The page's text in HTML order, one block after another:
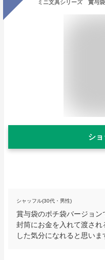
シ
シャッフル(30代・男性)
賞与袋のポチ袋バージョ
封筒にお金を入れて渡さ
した気分になれると思いま